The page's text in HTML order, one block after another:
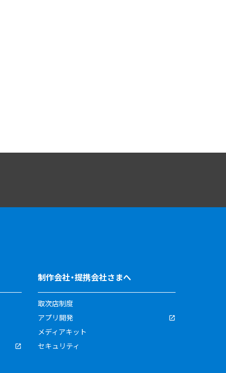
制作会社・提携会社さまへ
取次店制度
アプリ開発
メディアキット
セキュリティ